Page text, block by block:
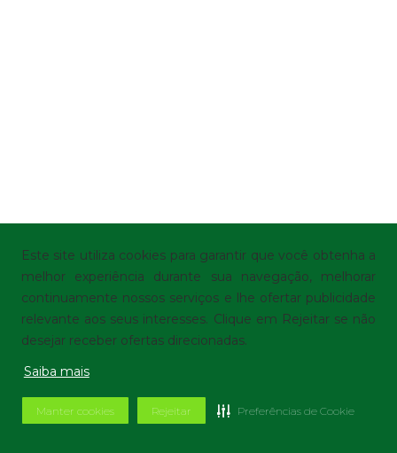
Este site utiliza cookies para garantir que você obtenha a
melhor experiência durante sua navegação, melhorar
continuamente nossos serviços e lhe ofertar publicidade
relevante aos seus interesses. Clique em Rejeitar se não
desejar receber ofertas direcionadas.
Saiba mais
Manter cookies Rejeitar Preferências de Cookie